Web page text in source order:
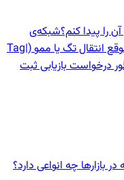
شبکه‌ی
موقع انتقال تگ یا ممو (Tag|
درخواست بازیابی ثبت
بازارها چه انواعی دارد؟